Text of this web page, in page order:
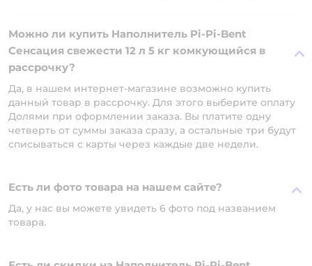
Можно ли купить Наполнитель Pi-Pi-Bent
Сенсация свежести 12 л 5 кг комкующийся в
рассрочку?
Да, в нашем интернет-магазине возможно купить
данный товар в рассрочку. Для этого выберите оплату
Долями при оформлении заказа. Вы платите одну
четверть от суммы заказа сразу, а остальные три будут
списываться с карты через каждые две недели.
Есть ли фото товара на нашем сайте?
Да, у нас вы можете увидеть 6 фото под названием
товара.